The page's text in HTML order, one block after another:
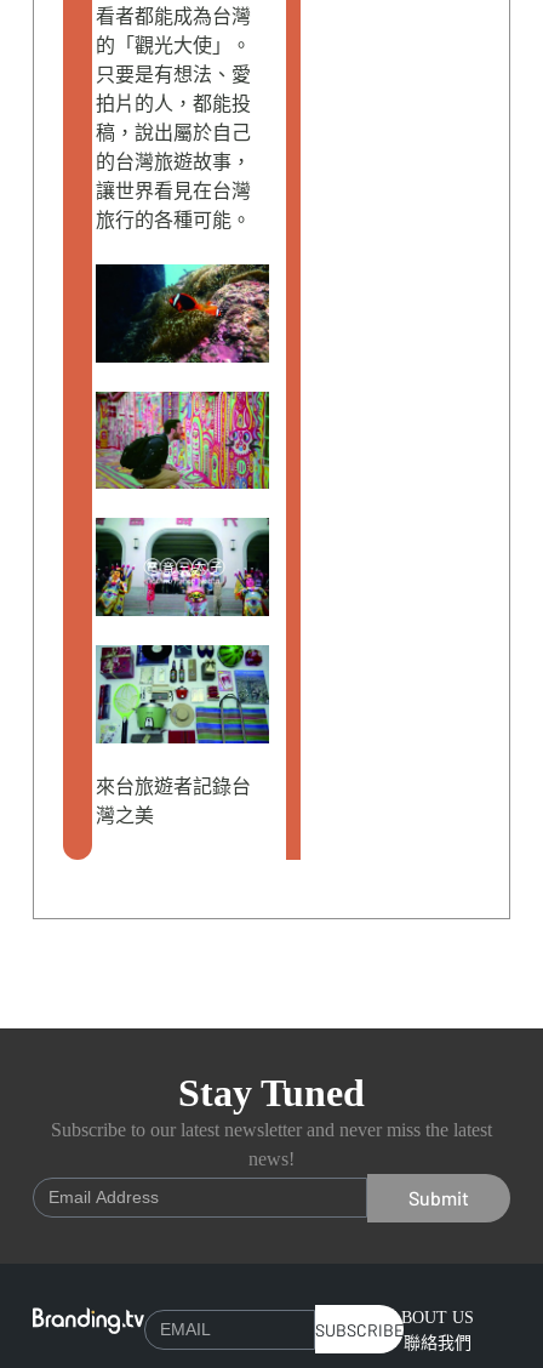
看者都能成為台灣
的「觀光大使」。
只要是有想法、愛
拍片的人，都能投
稿，說出屬於自己
的台灣旅遊故事，
讓世界看見在台灣
旅行的各種可能。
來台旅遊者記錄台
灣之美
Stay Tuned
Subscribe to our latest newsletter and never miss the latest
news!
Submit
SUBSCRIBE
ABOUT US
聯絡我們